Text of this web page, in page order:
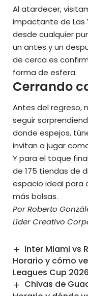
Al atardecer,
impactante de Las
desde cualquier
un antes y un
de cerca es
forma de esfera.
Cerrando
Antes del regreso,
seguir
donde espejos,
invitan a jugar
Y para el toque
de 175 tiendas de
espacio ideal para
más bolsas.
Por Roberto
Líder Creativo
Inter Miami vs
Horario y cómo
Leagues Cup 2026
Chivas de